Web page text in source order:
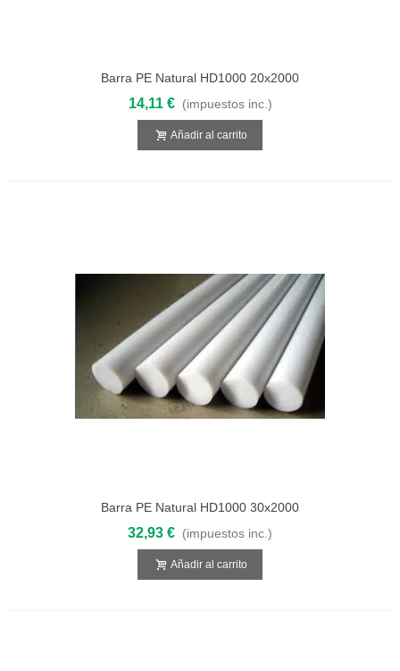
Barra PE Natural HD1000 20x2000
14,11 € (impuestos inc.)
Añadir al carrito
Barra PE Natural HD1000 30x2000
32,93 € (impuestos inc.)
Añadir al carrito